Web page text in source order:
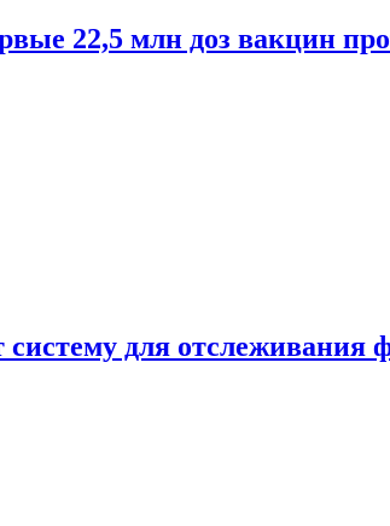
22,5 млн доз вакцин
систему для отслеживания